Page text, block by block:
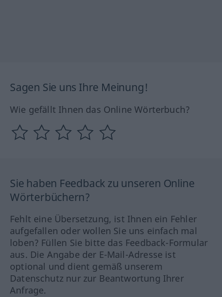
Sagen Sie uns Ihre Meinung!
Wie gefällt Ihnen das Online Wörterbuch?
Sie haben Feedback zu unseren Online
Wörterbüchern?
Fehlt eine Übersetzung, ist Ihnen ein Fehler
aufgefallen oder wollen Sie uns einfach mal
loben? Füllen Sie bitte das Feedback-Formular
aus. Die Angabe der E-Mail-Adresse ist
optional und dient gemäß unserem
Datenschutz nur zur Beantwortung Ihrer
Anfrage.